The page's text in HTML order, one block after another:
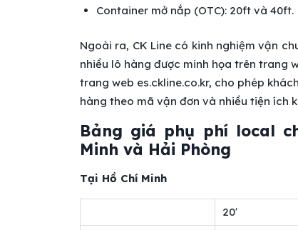
Container mở nắp (OTC): 20ft và 40ft.
Ngoài ra, CK Line có kinh nghiệm vận
nhiều lô hàng được minh họa trên trang
trang web es.ckline.co.kr, cho phép
hàng theo mã vận đơn và nhiều tiện ích
Bảng giá phụ phí local
Minh và Hải Phòng
Tại Hồ Chí Minh
20′